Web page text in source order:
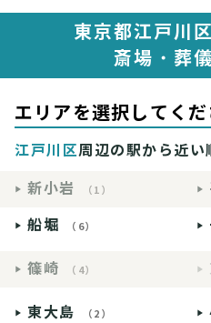
東京都江戸川
斎場・葬
エリアを選択してく
江戸川区周辺の駅から近い
新小岩
（1）
船堀 （6）
篠崎 （4）
東大島 （2）